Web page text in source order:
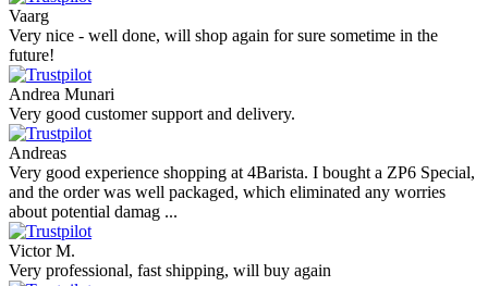
Vaarg
Very nice - well done, will shop again for sure sometime in the
future!
Andrea Munari
Very good customer support and delivery.
Andreas
Very good experience shopping at 4Barista. I bought a ZP6 Special,
and the order was well packaged, which eliminated any worries
about potential damag ...
Victor M.
Very professional, fast shipping, will buy again